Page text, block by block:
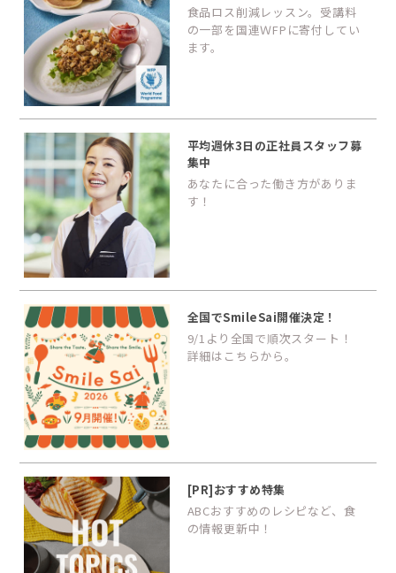
食品ロス削減レッスン。受講料
の一部を国連ＷFPに寄付してい
ます。
平均週休3日の正社員スタッフ募
集中
あなたに合った働き方がありま
す！
全国でSmileSai開催決定！
9/1より全国で順次スタート！
詳細はこちらから。
[PR]おすすめ特集
ABCおすすめのレシピなど、食
の情報更新中！